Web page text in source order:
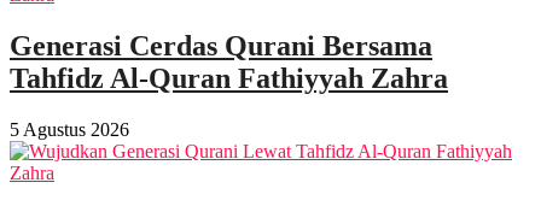
Generasi Cerdas Qurani Bersama
Tahfidz Al-Quran Fathiyyah Zahra
5 Agustus 2026